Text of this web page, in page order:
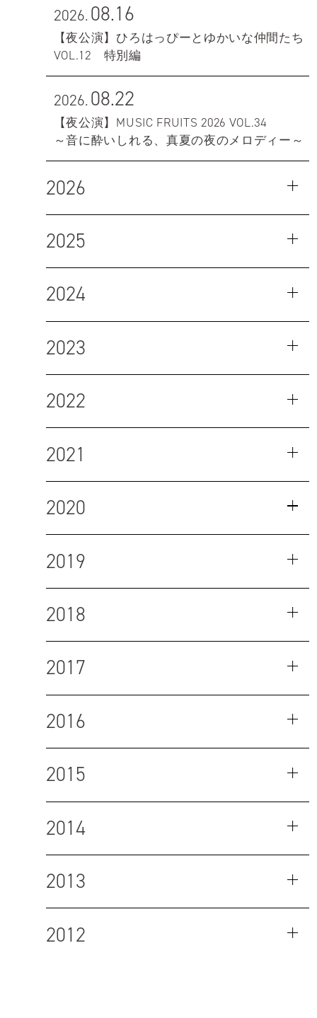
2026.08.16
【夜公演】ひろはっぴーとゆかいな仲間たち
VOL.12 特別編
2026.08.22
【夜公演】MUSIC FRUITS 2026 VOL.34
～音に酔いしれる、真夏の夜のメロディー～
2026
2025
2024
2023
2022
2021
2020
2019
2018
2017
2016
2015
2014
2013
2012